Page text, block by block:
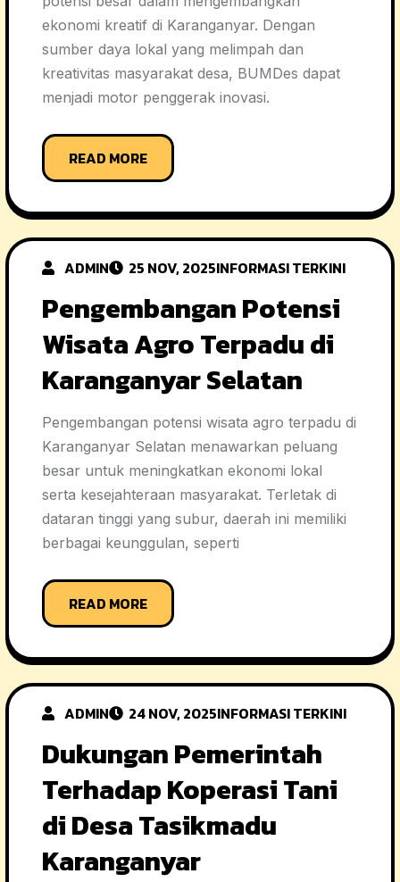
ekonomi kreatif di Karanganyar. Dengan
sumber daya lokal yang melimpah dan
kreativitas masyarakat desa, BUMDes dapat
menjadi motor penggerak inovasi.
READ MORE
ADMIN 25 NOV, 2025INFORMASI TERKINI
Pengembangan Potensi
Wisata Agro Terpadu di
Karanganyar Selatan
Pengembangan potensi wisata agro terpadu di
Karanganyar Selatan menawarkan peluang
besar untuk meningkatkan ekonomi lokal
serta kesejahteraan masyarakat. Terletak di
dataran tinggi yang subur, daerah ini memiliki
berbagai keunggulan, seperti
READ MORE
ADMIN 24 NOV, 2025INFORMASI TERKINI
Dukungan Pemerintah
Terhadap Koperasi Tani
di Desa Tasikmadu
Karanganyar